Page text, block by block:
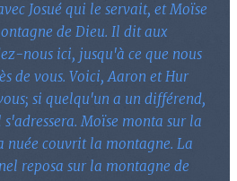
Josué qui le servait, et Moïse
de Dieu. Il dit aux
nous ici, jusqu'à ce que nous
de vous. Voici, Aaron et Hur
si quelqu'un a un différend,
Moïse monta sur la
nuée couvrit la montagne. La
reposa sur la montagne de